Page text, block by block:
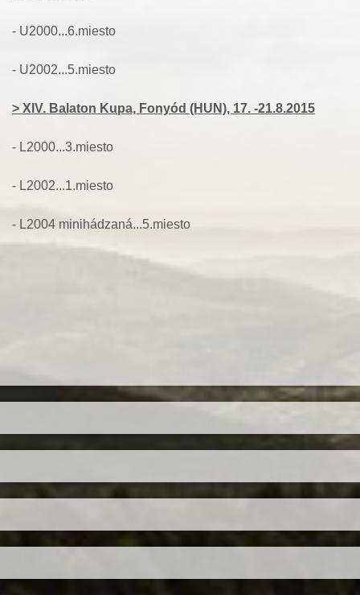
- U2000...6.miesto
- U2002...5.miesto
> XIV. Balaton Kupa, Fonyód (HUN), 17. -21.8.2015
- L2000...3.miesto
- L2002...1.miesto
- L2004 minihádzaná...5.miesto